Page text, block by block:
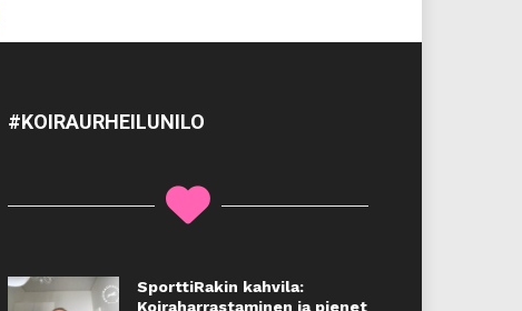
#KOIRAURHEILUNILO
SporttiRakin kahvila:
Koiraharrastaminen ja pienet